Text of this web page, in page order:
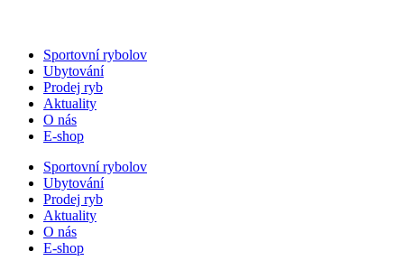
obsahu
Sportovní rybolov
Ubytování
Prodej ryb
Aktuality
O nás
E-shop
Sportovní rybolov
Ubytování
Prodej ryb
Aktuality
O nás
E-shop